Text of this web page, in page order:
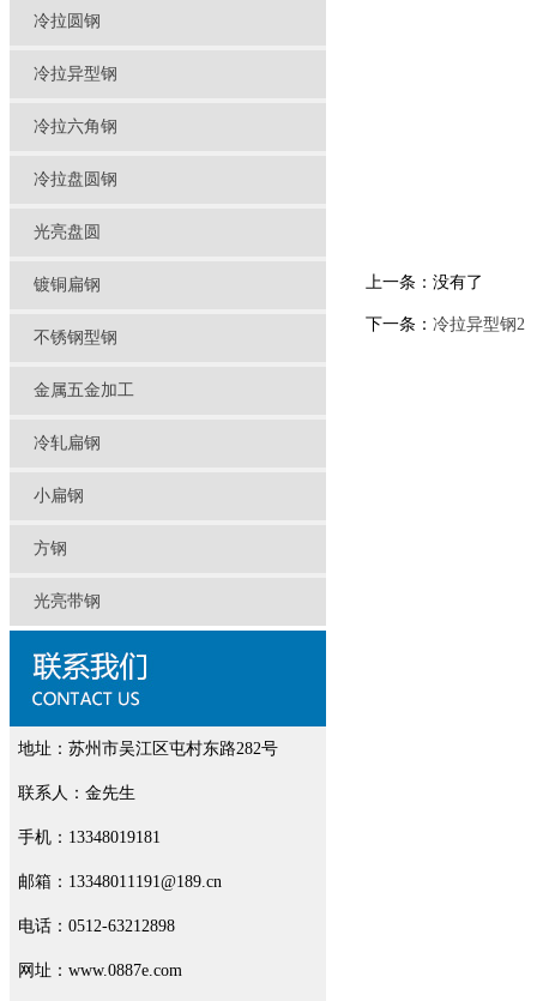
冷拉圆钢
冷拉异型钢
冷拉六角钢
冷拉盘圆钢
光亮盘圆
镀铜扁钢
不锈钢型钢
金属五金加工
冷轧扁钢
小扁钢
方钢
光亮带钢
地址：苏州市吴江区屯村东路282号
联系人：金先生
手机：13348019181
邮箱：13348011191@189.cn
电话：0512-63212898
网址：www.0887e.com
上一条：没有了
下一条： 冷拉异型钢2